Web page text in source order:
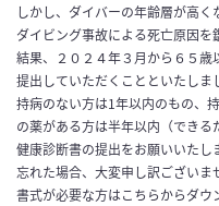
しかし、ダイバーの年齢層が高く
ダイビング事故による死亡原因
結果、２０２４年３月から６５
提出していただくことといたしま
持病のない方は1年以内のもの、
の薬がある方は半年以内（でき
健康診断書の提出をお願いいたし
忘れた場合、大変申し訳ございま
書式が必要な方はこちらからダウ